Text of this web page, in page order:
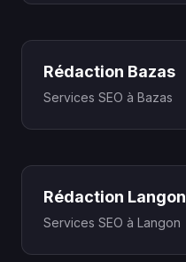
Rédaction Bazas
Services SEO à Bazas
Rédaction Langon
Services SEO à Langon